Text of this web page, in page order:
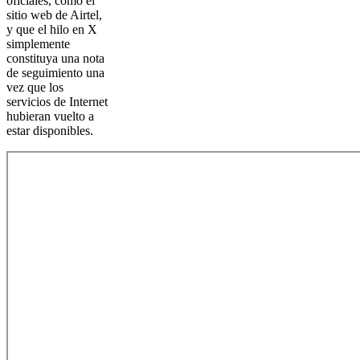
sitio web de Airtel,
y que el hilo en X
simplemente
constituya una nota
de seguimiento una
vez que los
servicios de Internet
hubieran vuelto a
estar disponibles.